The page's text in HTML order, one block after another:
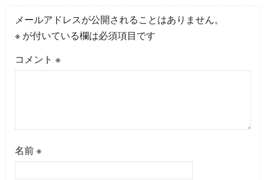
メールアドレスが公開されることはありません。
※が付いている欄は必須項目です
コメント ※
名前 ※